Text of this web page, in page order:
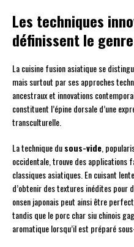
Les techniques
définissent le genre
La cuisine fusion asiatique se
mais surtout par ses approches
ancestraux et innovations
constituent l’épine dorsale d’une
transculturelle.
La technique dusous-vide,
occidentale, trouve des applications
classiques asiatiques. En cuisant
d’obtenir des textures inédites
onsen japonais peut ainsi être
tandis que le porc char siu chinois
aromatique lorsqu’il est préparé